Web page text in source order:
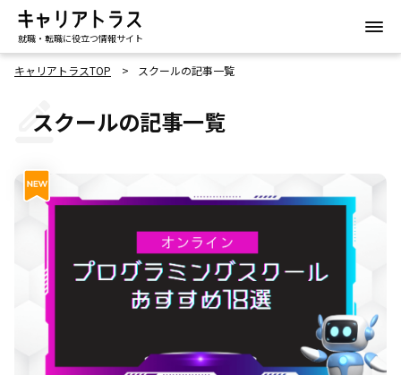
就職・転職に役立つ情報サイト
キャリアトラスTOP スクールの記事一覧
スクールの記事一覧